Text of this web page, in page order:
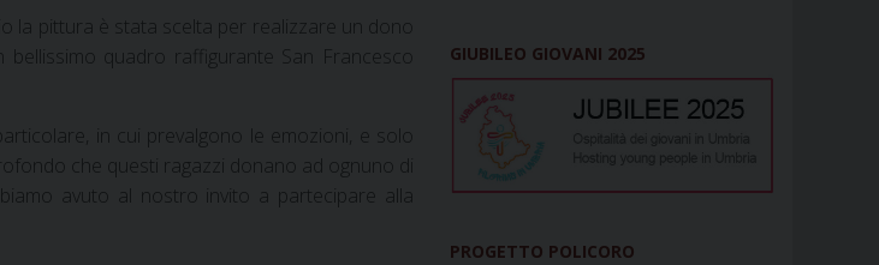
la pittura è stata scelta per realizzare un dono
quadro raffigurante San Francesco
in cui prevalgono le emozioni, e solo
che questi ragazzi donano ad ognuno di
avuto al nostro invito a partecipare alla
GIUBILEO GIOVANI 2025
PROGETTO POLICORO